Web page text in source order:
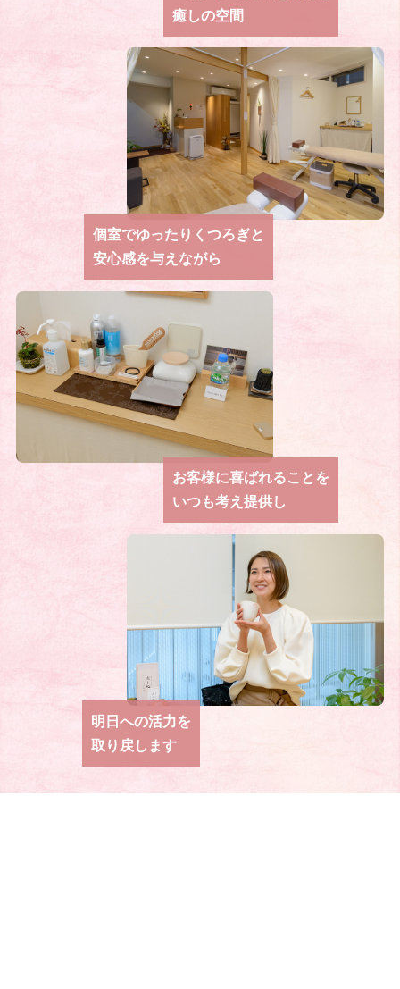
癒しの空間
個室でゆったりくつろぎと
安心感を与えながら
お客様に喜ばれることを
いつも考え提供し
明日への活力を
取り戻します